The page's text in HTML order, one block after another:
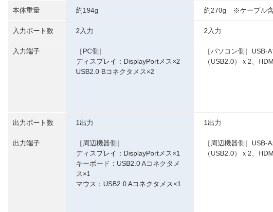
本体重量
入力ポート数
入力端子
出力ポート数
出力端子
約194g
2入力
［PC側］
ディスプレイ：DisplayPortメス×2
USB2.0 Bコネクタメス×2
1出力
［周辺機器側］
ディスプレイ：DisplayPortメス×1
キーボード：USB2.0 Aコネクタメ
ス×1
マウス：USB2.0 Aコネクタメス×1
約270g ※ケーブル
2入力
［パソコン側］USB-
（USB2.0）ｘ2、
1出力
［周辺機器側］USB-
（USB2.0）ｘ2、